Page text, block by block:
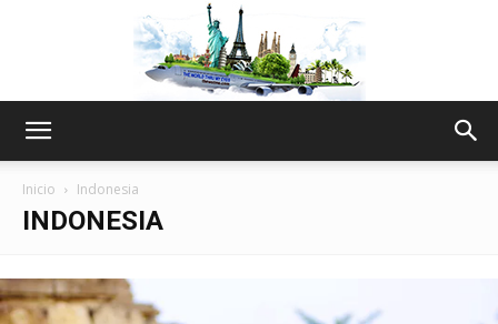
Inicio Indonesia
INDONESIA